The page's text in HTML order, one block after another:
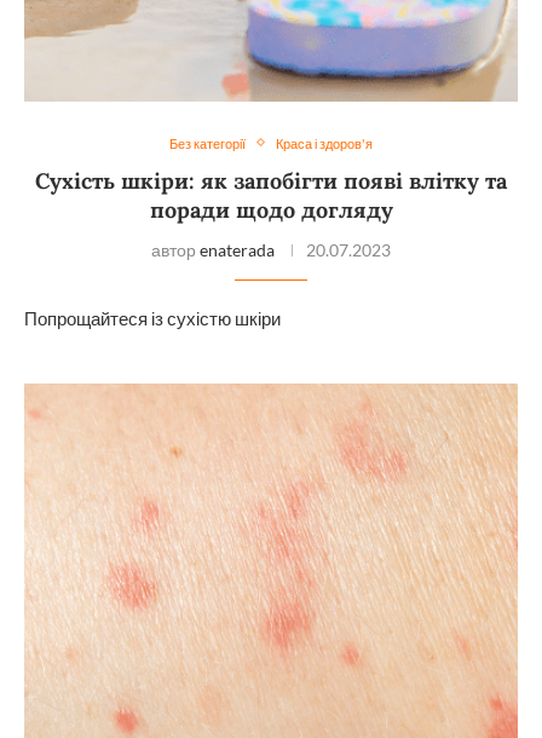
Без категорії Краса і здоров'я
Сухість шкіри: як запобігти появі влітку та
поради щодо догляду
автор enaterada 20.07.2023
Попрощайтеся із сухістю шкіри